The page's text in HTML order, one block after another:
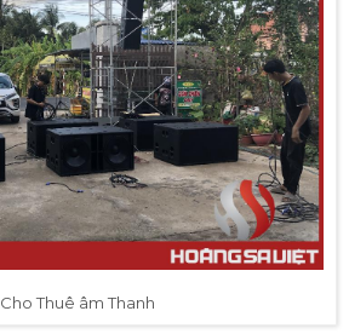
Cho Thuê âm Thanh